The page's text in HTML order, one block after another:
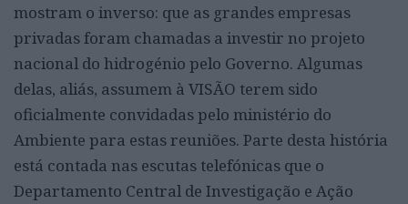
mostram o inverso: que as grandes empresas
privadas foram chamadas a investir no projeto
nacional do hidrogénio pelo Governo. Algumas
delas, aliás, assumem à VISÃO terem sido
oficialmente convidadas pelo ministério do
Ambiente para estas reuniões. Parte desta história
está contada nas escutas telefónicas que o
Departamento Central de Investigação e Ação